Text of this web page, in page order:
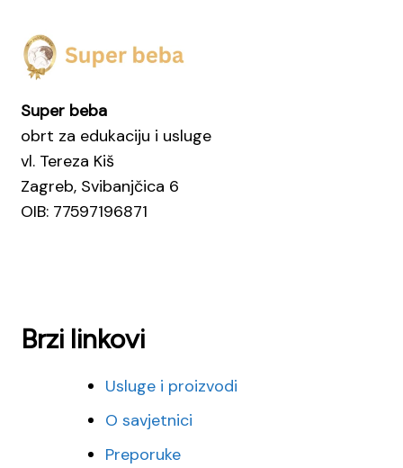
Super beba
obrt za edukaciju i usluge
vl. Tereza Kiš
Zagreb, Svibanjčica 6
OIB: 77597196871
Brzi linkovi
Usluge i proizvodi
O savjetnici
Preporuke